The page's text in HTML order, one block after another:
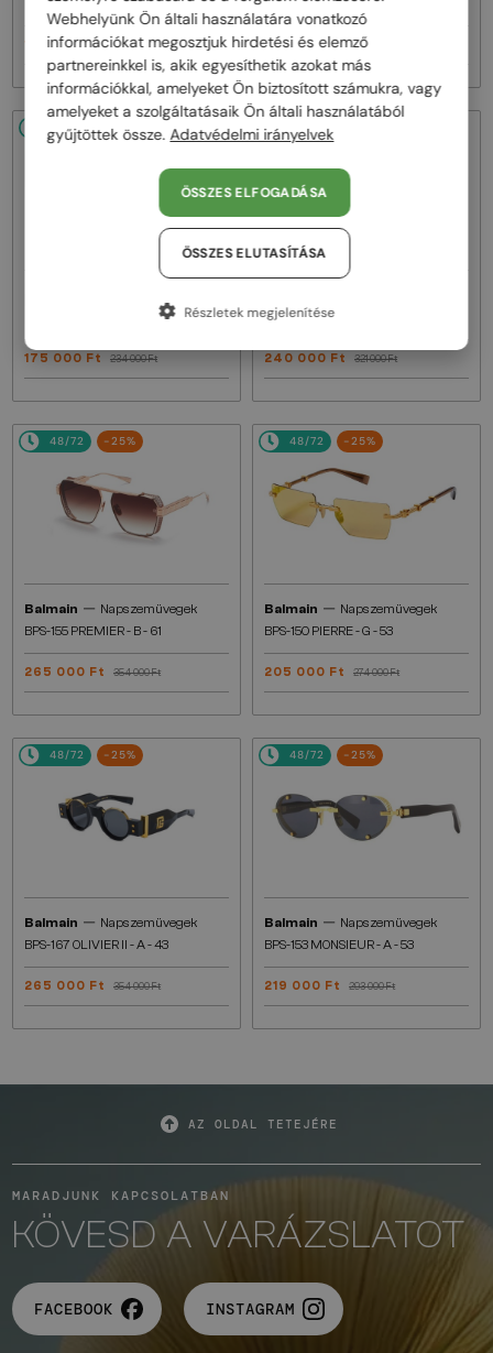
BPS-169 VICTOIRE - C - 60
175 000 Ft 234 000 Ft
BPS-169 VICTOIRE - B - 60
175 000 Ft 234 000 Ft
48/72 -25%
BPS-169 VICTOIRE - A - 60
175 000 Ft 234 000 Ft
48/72
BPS-160 SOLDIER - A - 59
240 000 Ft 321 000 Ft
48/72 -25%
Balmain — Napszemüvegek
BPS-155 PREMIER - B - 61
265 000 Ft 354 000 Ft
48/72 -25%
Balmain — Napszemüvegek
BPS-150 PIERRE - G - 53
205 000 Ft 274 000 Ft
48/72 -25%
Balmain — Napszemüvegek
BPS-167 OLIVIER II - A - 43
265 000 Ft 354 000 Ft
48/72 -25%
Balmain — Napszemüvegek
BPS-153 MONSIEUR - A - 53
219 000 Ft 293 000 Ft
AZ OLDAL TETEJÉRE
MARADJUNK KAPCSOLATBAN
KÖVESD A VARÁZSLATOT
FACEBOOK INSTAGRAM
Webhelyünk Ön általi használatára vonatkozó
információkat megosztjuk hirdetési és elemző
partnereinkkel is, akik egyesíthetik azokat más
információkkal, amelyeket Ön biztosított számukra, vagy
amelyeket a szolgáltatásaik Ön általi használatából
gyűjtöttek össze.Adatvédelmi irányelvek
ÖSSZES ELFOGADÁSA
ÖSSZES ELUTASÍTÁSA
Részletek megjelenítése